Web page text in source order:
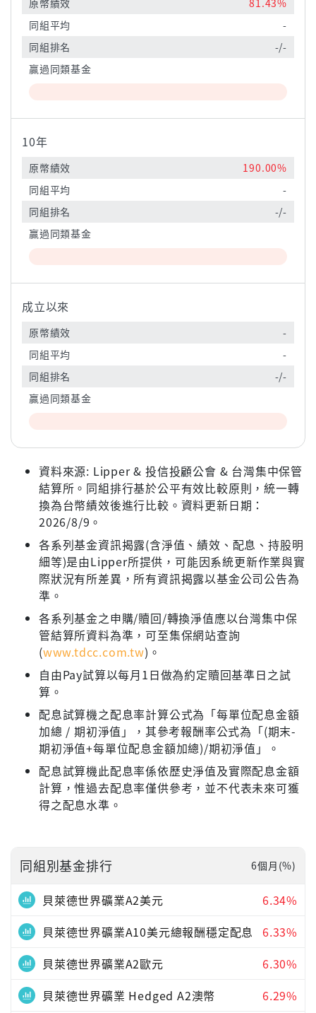
原幣績效
81.43%
同組平均
-
同組排名
-/-
贏過同類基金
10年
原幣績效
190.00%
同組平均
-
同組排名
-/-
贏過同類基金
成立以來
原幣績效
-
同組平均
-
同組排名
-/-
贏過同類基金
資料來源: Lipper & 投信投顧公會 & 台灣集中保管
結算所。同組排行基於公平有效比較原則，統一轉
換為台幣績效後進行比較。資料更新日期：
2026/8/9。
各系列基金資訊揭露(含淨值、績效、配息、持股明
細等)是由Lipper所提供，可能因系統更新作業與實
際狀況有所差異，所有資訊揭露以基金公司公告為
準。
各系列基金之申購/贖回/轉換淨值應以台灣集中保
管結算所資料為準，可至集保網站查詢
(www.tdcc.com.tw)。
自由Pay試算以每月1日做為約定贖回基準日之試
算。
配息試算機之配息率計算公式為「每單位配息金額
加總 / 期初淨值」，其參考報酬率公式為「(期末-
期初淨值+每單位配息金額加總)/期初淨值」。
配息試算機此配息率係依歷史淨值及實際配息金額
計算，惟過去配息率僅供參考，並不代表未來可獲
得之配息水準。
同組別基金排行 6個月(%)
貝萊德世界礦業A2美元
6.34%
貝萊德世界礦業A10美元總報酬穩定配息
6.33%
貝萊德世界礦業A2歐元
6.30%
貝萊德世界礦業 Hedged A2澳幣
6.29%